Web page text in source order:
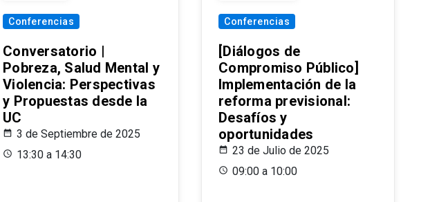
Conferencias
Conversatorio |
Pobreza, Salud Mental y
Violencia: Perspectivas
y Propuestas desde la
UC
3 de Septiembre de 2025
13:30 a 14:30
Conferencias
[Diálogos de
Compromiso Público]
Implementación de la
reforma previsional:
Desafíos y
oportunidades
23 de Julio de 2025
09:00 a 10:00